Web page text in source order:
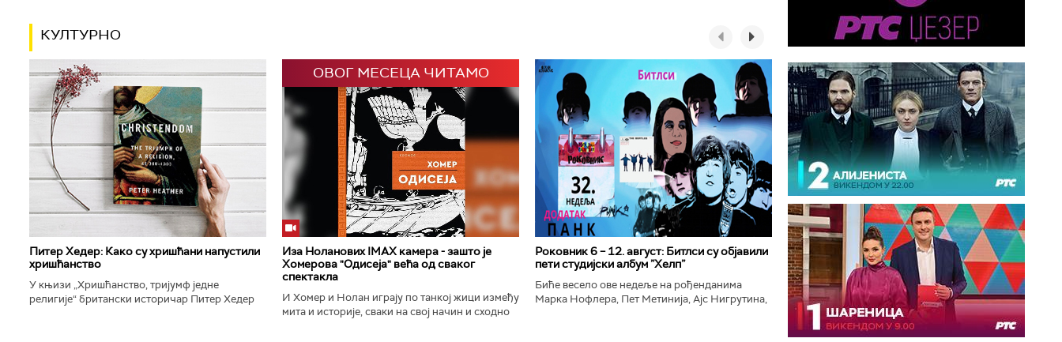
КУЛТУРНО
Питер Хедер: Како су хришћани напустили
хришћанство
У књизи „Хришћанство, тријумф једне
религије“ британски историчар Питер Хедер
ОВОГ МЕСЕЦА ЧИТАМО
Иза Ноланових IMAX камера - зашто је
Хомерова "Одисеја" већа од сваког
спектакла
И Хомер и Нолан играју по танкој жици између
мита и историје, сваки на свој начин и сходно
Роковник 6 – 12. август: Битлси су објавили
пети студијски албум ”Хелп”
Биће весело ове недеље на рођенданима
Марка Нофлера, Пет Метинија, Ајс Нигрутина,